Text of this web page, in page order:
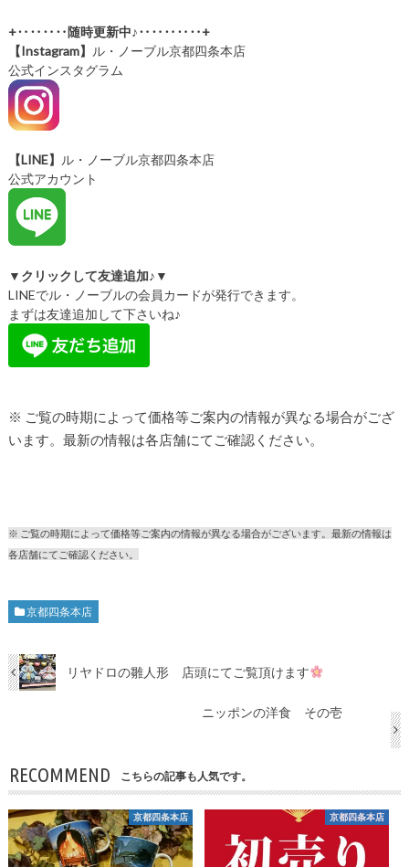
+‥‥‥‥随時更新中♪‥‥‥‥‥+
【Instagram】
ル・ノーブル京都四条本店
公式インスタグラム
【LINE】
ル・ノーブル京都四条本店
公式アカウント
▼クリックして友達追加♪▼
LINEでル・ノーブルの会員カードが発行できます。
まずは友達追加して下さいね♪
※ ご覧の時期によって価格等ご案内の情報が異なる場合がござ
います。最新の情報は各店舗にてご確認ください。
※ ご覧の時期によって価格等ご案内の情報が異なる場合がございます。最新の情報は
各店舗にてご確認ください。
京都四条本店
リヤドロの雛人形 店頭にてご覧頂けます
ニッポンの洋食 その壱
RECOMMEND こちらの記事も人気です。
京都四条本店 京都四条本店